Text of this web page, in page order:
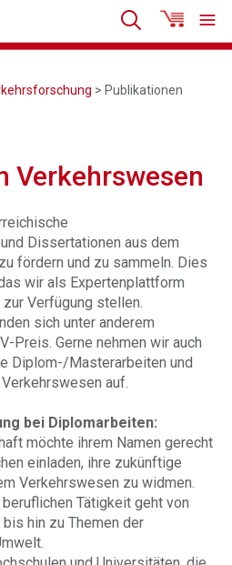
> Publikationen
Verkehrswesen
Dissertationen aus dem
fördern und zu sammeln. Dies
wir als Expertenplattform
Verfügung stellen.
sich unter anderem
Preis. Gerne nehmen wir auch
Diplom-/Masterarbeiten und
auf.
bei Diplomarbeiten:
möchte ihrem Namen gerecht
einladen, ihre zukünftige
Verkehrswesen zu widmen.
Tätigkeit geht von
bis hin zu Themen der